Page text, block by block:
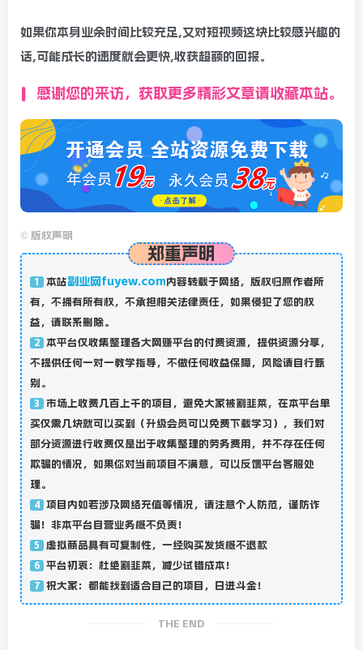
如果你本身业余时间比较充足,又对短视频这块比较感兴趣的
话,可能成长的速度就会更快,收获超额的回报。
感谢您的来访，获取更多精彩文章请收藏本站。
© 版权声明
郑重声明
1 本站副业网fuyew.com内容转载于网络，版权归原作者所
有，不拥有所有权，不承担相关法律责任，如果侵犯了您的权
益，请联系删除。
2 本平台仅收集整理各大网赚平台的付费资源，提供资源分享，
不提供任何一对一教学指导，不做任何收益保障，风险请自行甄
别。
3 市场上收费几百上千的项目，避免大家被割韭菜，在本平台单
买仅需几块就可以买到（升级会员可以免费下载学习），我们对
部分资源进行收费仅是出于收集整理的劳务费用，并不存在任何
欺骗的情况，如果你对当前项目不满意，可以反馈平台客服处
理。
4 项目内如若涉及网络充值等情况，请注意个人防范，谨防诈
骗！非本平台自营业务概不负责！
5 虚拟商品具有可复制性，一经购买发货概不退款
6 平台初衷：杜绝割韭菜，减少试错成本！
7 祝大家：都能找到适合自己的项目，日进斗金！
THE END